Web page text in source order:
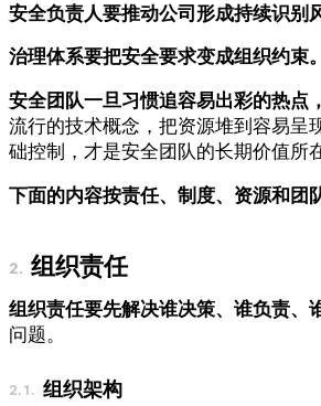
安全负责人要推动公司形成持续识别
治理体系要把安全要求变成组织约束。
安全团队一旦习惯追容易出彩的热点
流行的技术概念，把资源堆到容易呈
础控制，才是安全团队的长期价值所
下面的内容按责任、制度、资源和团
组织责任
组织责任要先解决谁决策、谁负责、
问题。
组织架构